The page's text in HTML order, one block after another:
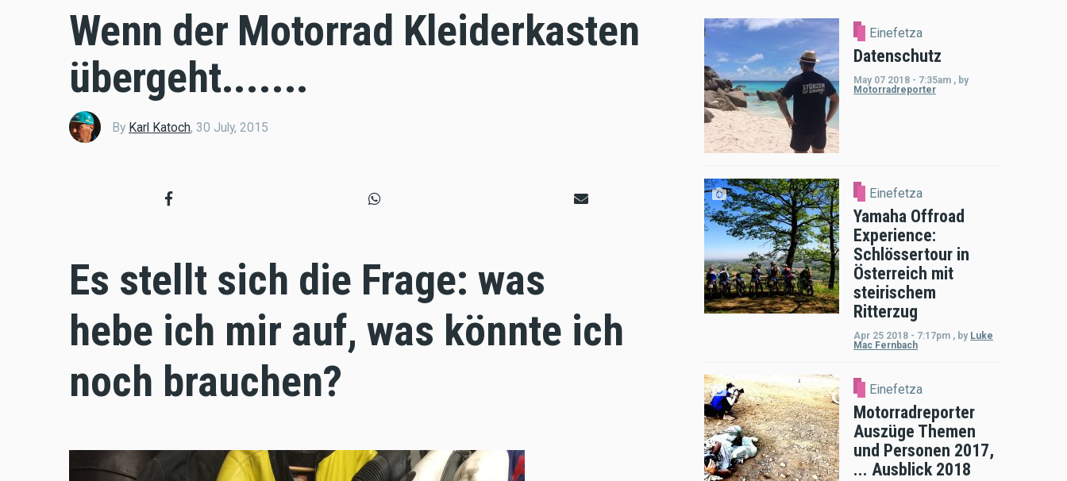
Wenn der Motorrad Kleiderkasten
übergeht.......
By Karl Katoch, 30 July, 2015
Es stellt sich die Frage: was
hebe ich mir auf, was könnte ich
noch brauchen?
Einefetza
Datenschutz
May 07 2018 - 7:35am , by
Motorradreporter
Einefetza
Yamaha Offroad
Experience:
Schlössertour in
Österreich mit
steirischem
Ritterzug
Apr 25 2018 - 7:17pm , by Luke
Mac Fernbach
Einefetza
Motorradreporter
Auszüge Themen
und Personen 2017,
... Ausblick 2018